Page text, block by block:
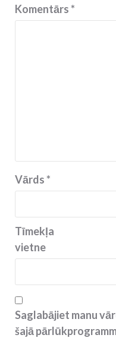
Komentārs*
Vārds*
Tīmekļa
vietne
Saglabājiet manu
šajā